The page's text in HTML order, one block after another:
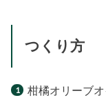
つくり方
柑橘オリーブ